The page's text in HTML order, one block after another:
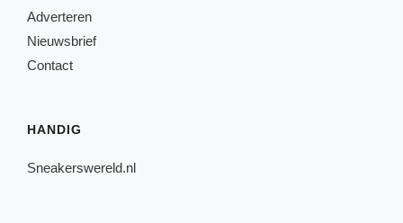
Adverteren
Nieuwsbrief
Contact
HANDIG
Sneakerswereld.nl